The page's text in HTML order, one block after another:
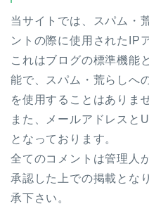
当サイトでは、スパム・
ントの際に使用されたIP
これはブログの標準機能
能で、スパム・荒らしへ
を使用することはありま
また、メールアドレスと
となっております。
全てのコメントは管理人
承認した上での掲載とな
承下さい。